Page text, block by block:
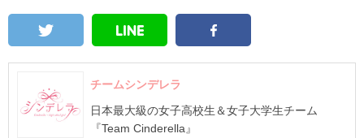
チームシンデレラ
日本最大級の女子高校生＆女子大学生チーム
『Team Cinderella』